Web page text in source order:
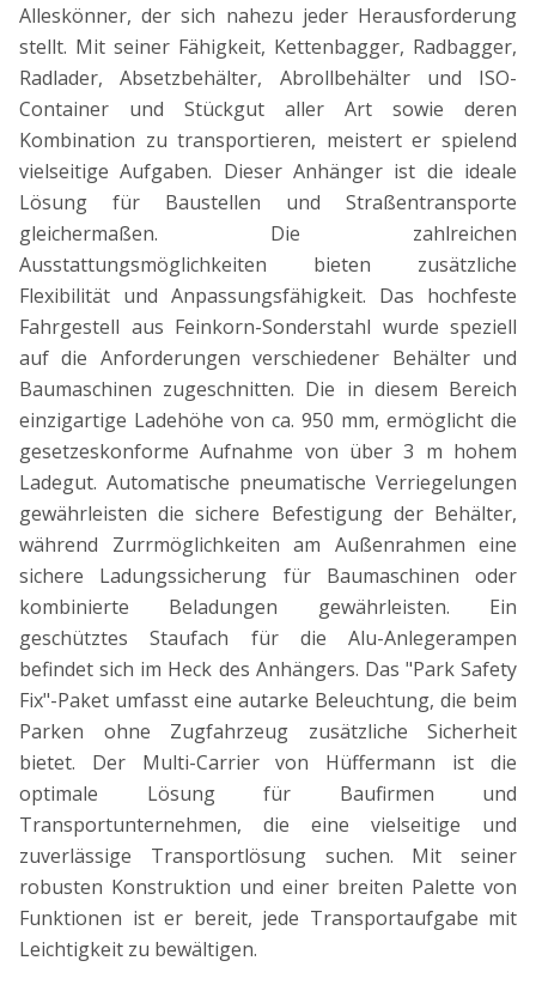
Alleskönner, der sich nahezu jeder Herausforderung
stellt. Mit seiner Fähigkeit, Kettenbagger, Radbagger,
Radlader, Absetzbehälter, Abrollbehälter und ISO-
Container und Stückgut aller Art sowie deren
Kombination zu transportieren, meistert er spielend
vielseitige Aufgaben. Dieser Anhänger ist die ideale
Lösung für Baustellen und Straßentransporte
gleichermaßen. Die zahlreichen
Ausstattungsmöglichkeiten bieten zusätzliche
Flexibilität und Anpassungsfähigkeit. Das hochfeste
Fahrgestell aus Feinkorn-Sonderstahl wurde speziell
auf die Anforderungen verschiedener Behälter und
Baumaschinen zugeschnitten. Die in diesem Bereich
einzigartige Ladehöhe von ca. 950 mm, ermöglicht die
gesetzeskonforme Aufnahme von über 3 m hohem
Ladegut. Automatische pneumatische Verriegelungen
gewährleisten die sichere Befestigung der Behälter,
während Zurrmöglichkeiten am Außenrahmen eine
sichere Ladungssicherung für Baumaschinen oder
kombinierte Beladungen gewährleisten. Ein
geschütztes Staufach für die Alu-Anlegerampen
befindet sich im Heck des Anhängers. Das "Park Safety
Fix"-Paket umfasst eine autarke Beleuchtung, die beim
Parken ohne Zugfahrzeug zusätzliche Sicherheit
bietet. Der Multi-Carrier von Hüffermann ist die
optimale Lösung für Baufirmen und
Transportunternehmen, die eine vielseitige und
zuverlässige Transportlösung suchen. Mit seiner
robusten Konstruktion und einer breiten Palette von
Funktionen ist er bereit, jede Transportaufgabe mit
Leichtigkeit zu bewältigen.